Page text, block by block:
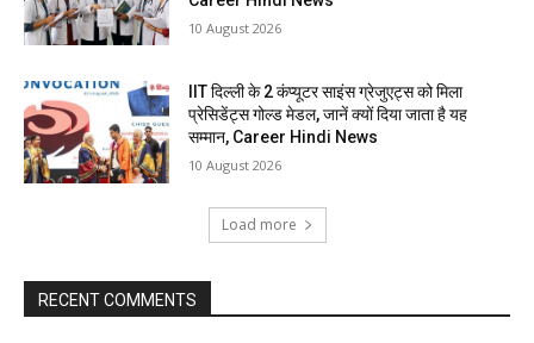
10 August 2026
IIT दिल्ली के 2 कंप्यूटर साइंस ग्रेजुएट्स को मिला
प्रेसिडेंट्स गोल्ड मेडल, जानें क्यों दिया जाता है यह
सम्मान, Career Hindi News
10 August 2026
Load more
RECENT COMMENTS